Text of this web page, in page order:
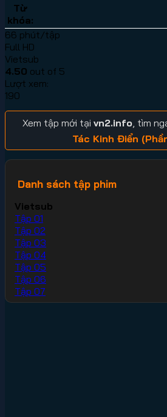
Từ
khóa:
66 phút/tập
Full HD
Vietsub
4.50 out of 5
Lượt xem:
190
Xem tập mới tại vn2.info , tìm
Tác Kinh Điển
Danh sách tập phim
Vietsub
Tập 01
Tập 02
Tập 03
Tập 04
Tập 05
Tập 06
Tập 07